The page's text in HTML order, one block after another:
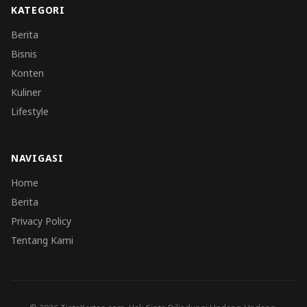
KATEGORI
Berita
Bisnis
Konten
Kuliner
Lifestyle
NAVIGASI
Home
Berita
Privacy Policy
Tentang Kami